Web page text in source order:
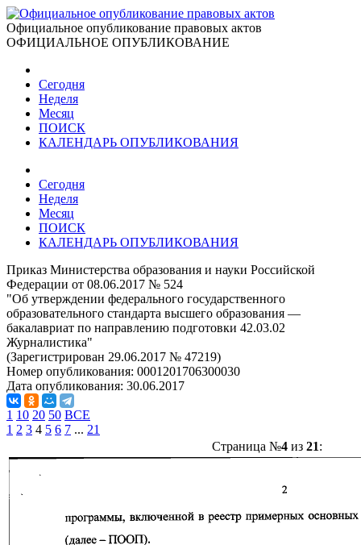
Официальное опубликование правовых актов
ОФИЦИАЛЬНОЕ ОПУБЛИКОВАНИЕ
Сегодня
Неделя
Месяц
ПОИСК
КАЛЕНДАРЬ ОПУБЛИКОВАНИЯ
Сегодня
Неделя
Месяц
ПОИСК
КАЛЕНДАРЬ ОПУБЛИКОВАНИЯ
Приказ Министерства образования и науки Российской
Федерации от 08.06.2017 № 524
"Об утверждении федерального государственного
образовательного стандарта высшего образования —
бакалавриат по направлению подготовки 42.03.02
Журналистика"
(Зарегистрирован 29.06.2017 № 47219)
Номер опубликования: 0001201706300030
Дата опубликования: 30.06.2017
1 10 20 50 ВСЕ
1 2 3 4 5 6 7 ... 21
Страница №4из 21: